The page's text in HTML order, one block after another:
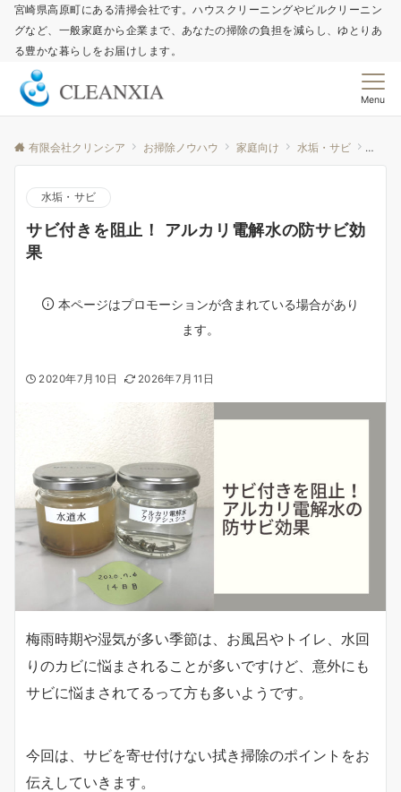
宮崎県高原町にある清掃会社です。ハウスクリーニングやビルクリーニン
グなど、一般家庭から企業まで、あなたの掃除の負担を減らし、ゆとりあ
る豊かな暮らしをお届けします。
Menu
有限会社クリンシア お掃除ノウハウ 家庭向け 水垢・サビ サビ
水垢・サビ
サビ付きを阻止！ アルカリ電解水の防サビ効
果
本ページはプロモーションが含まれている場合があり
ます。
2020年7月10日 2026年7月11日
梅雨時期や湿気が多い季節は、お風呂やトイレ、水回
りのカビに悩まされることが多いですけど、意外にも
サビに悩まされてるって方も多いようです。
今回は、サビを寄せ付けない拭き掃除のポイントをお
伝えしていきます。